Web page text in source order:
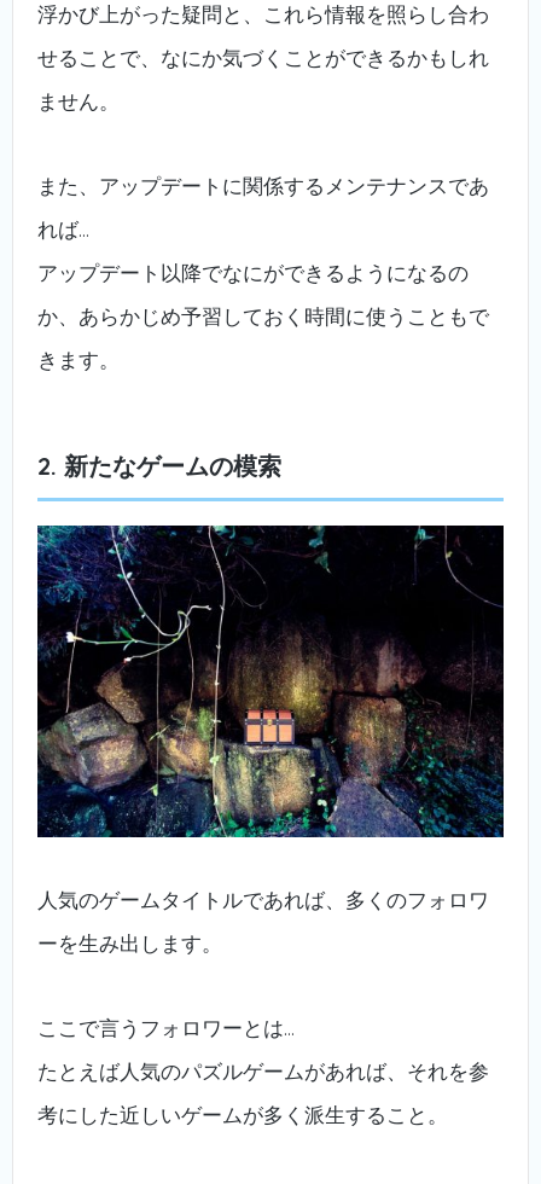
浮かび上がった疑問と、これら情報を照らし合わ
せることで、なにか気づくことができるかもしれ
ません。
また、アップデートに関係するメンテナンスであ
れば…
アップデート以降でなにができるようになるの
か、あらかじめ予習しておく時間に使うこともで
きます。
2. 新たなゲームの模索
人気のゲームタイトルであれば、多くのフォロワ
ーを生み出します。
ここで言うフォロワーとは…
たとえば人気のパズルゲームがあれば、それを参
考にした近しいゲームが多く派生すること。